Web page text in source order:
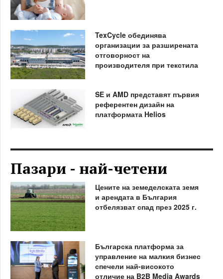
TexCycle обединява
организации за разширената
отговорност на
производителя при текстила
SE и AMD представят първия
референтен дизайн на
платформата Helios
Пазари - най-четени
Цените на земеделската земя
и арендата в България
отбелязват спад през 2025 г.
Българска платформа за
управление на малкия бизнес
спечели най-високото
отличие на B2B Media Awards